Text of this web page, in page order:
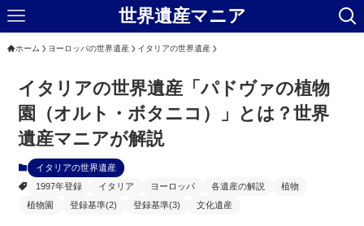
世界遺産マニア
ホーム ヨーロッパの世界遺産 イタリアの世界遺産
イタリアの世界遺産「パドヴァの植物
園（オルト・ボタニコ）」とは？世界
遺産マニアが解説
イタリアの世界遺産
1997年登録
イタリア ヨーロッパ 各遺産の解説
植物
植物園
登録基準(2) 登録基準(3) 文化遺産